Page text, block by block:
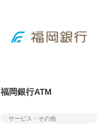
福岡銀行ATM
サービス・その他